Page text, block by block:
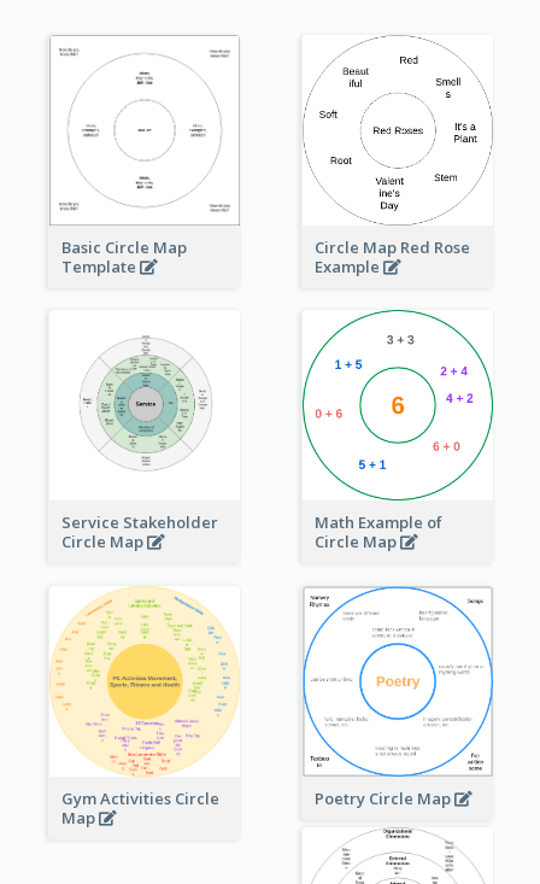
Basic Circle Map
Template
Circle Map Red Rose
Example
Service Stakeholder
Circle Map
Math Example of
Circle Map
Gym Activities Circle
Map
Poetry Circle Map